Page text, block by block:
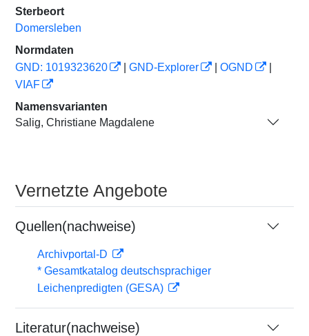
Sterbeort
Domersleben
Normdaten
GND: 1019323620
GND-Explorer OGND
VIAF
Namensvarianten
Salig, Christiane Magdalene
Vernetzte Angebote
Quellen(nachweise)
Archivportal-D
* Gesamtkatalog deutschsprachiger
Leichenpredigten (GESA)
Literatur(nachweise)